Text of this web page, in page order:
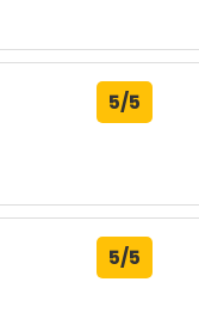
5/5
5/5